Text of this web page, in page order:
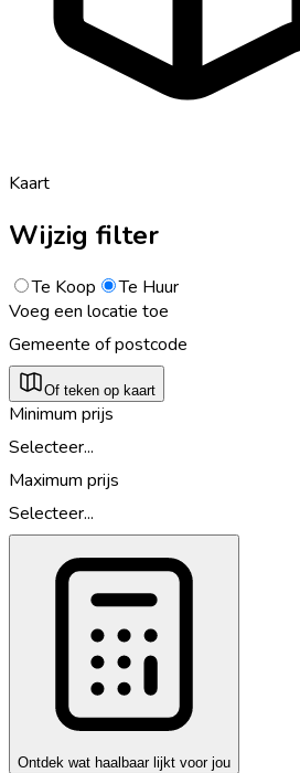
Kaart
Wijzig filter
Te Koop
Te Huur
Voeg een locatie toe
Gemeente of postcode
Of teken op kaart
Minimum prijs
Selecteer...
Maximum prijs
Selecteer...
Ontdek wat haalbaar lijkt voor jou